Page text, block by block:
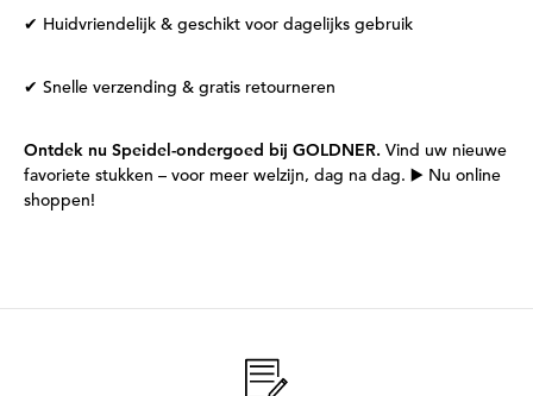
✔ Huidvriendelijk & geschikt voor dagelijks gebruik
✔ Snelle verzending & gratis retourneren
Ontdek nu Speidel-ondergoed bij GOLDNER. Vind uw nieuwe
favoriete stukken – voor meer welzijn, dag na dag. ▶️ Nu online
shoppen!